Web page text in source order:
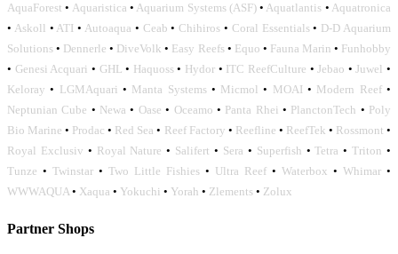
AquaForest • Aquaristica • Aquarium Systems (ASF)• Aquatlantis • Aquatronica
• Askoll • ATI • Autoaqua • Ceab • Chihiros • Coral Essentials• D-D Aquarium
Solutions • Dennerle • DiveVolk • Easy Reefs• Equo • Fauna Marin • Funhobby
• Genesi Acquari • GHL • Haquoss• Hydor • ITC ReefCulture •Jebao •Juwel •
Keloray • LGMAquari • Manta Systems• Micmol • MOAI • Modern Reef•
Neptunian Cube • Newa • Oase • Oceamo • Panta Rhei • PlanctonTech • Poly
Bio Marine • Prodac • Red Sea • Reef Factory • Reefline • ReefTek • Rossmont •
Royal Exclusiv • Royal Nature • Salifert • Sera • Superfish •Tetra •Triton •
Tunze • Twinstar • Two Little Fishies • Ultra Reef • Waterbox • Whimar •
WWWAQUA• Xaqua • Yokuchi • Yorah • Zlements • Zolux
Partner Shops